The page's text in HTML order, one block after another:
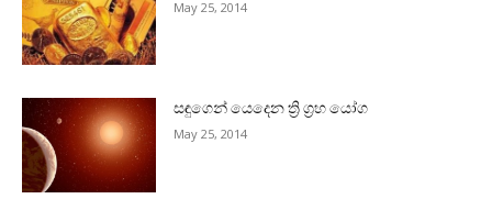
May 25, 2014
සඳුගෙන් යෙදෙන ත්‍රි ග්‍රහ යෝග
May 25, 2014